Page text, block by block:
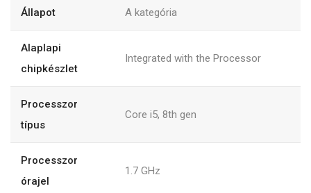
Állapot A kategória
Alaplapi
chipkészlet
Integrated with the Processor
Processzor
típus
Core i5, 8th gen
Processzor
órajel
1.7 GHz